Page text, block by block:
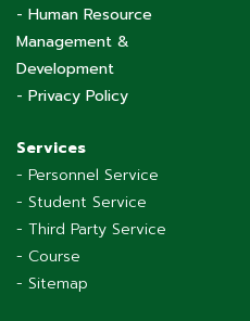
- Human Resource
Management &
Development
- Privacy Policy
Services
- Personnel Service
- Student Service
- Third Party Service
- Course
- Sitemap